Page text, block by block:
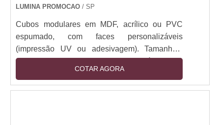
LUMINA PROMOCAO / SP
Cubos modulares em MDF, acrílico ou PVC
espumado, com faces personalizáveis
(impressão UV ou adesivagem). Tamanhos:
30x30cm a 1x1m. Estrutura montável com
encaixe ou imã, opcional com base em aço ou
rodízios. Iluminação LED integrada (12V).
COTAR AGORA